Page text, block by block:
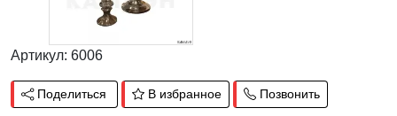
Артикул: 6006
Поделиться В избранное Позвонить